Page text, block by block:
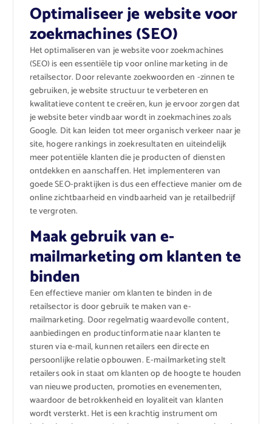
Optimaliseer je website voor
zoekmachines (SEO)
Het optimaliseren van je website voor zoekmachines
(SEO) is een essentiële tip voor online marketing in de
retailsector. Door relevante zoekwoorden en -zinnen te
gebruiken, je website structuur te verbeteren en
kwalitatieve content te creëren, kun je ervoor zorgen dat
je website beter vindbaar wordt in zoekmachines zoals
Google. Dit kan leiden tot meer organisch verkeer naar je
site, hogere rankings in zoekresultaten en uiteindelijk
meer potentiële klanten die je producten of diensten
ontdekken en aanschaffen. Het implementeren van
goede SEO-praktijken is dus een effectieve manier om de
online zichtbaarheid en vindbaarheid van je retailbedrijf
te vergroten.
Maak gebruik van e-
mailmarketing om klanten te
binden
Een effectieve manier om klanten te binden in de
retailsector is door gebruik te maken van e-
mailmarketing. Door regelmatig waardevolle content,
aanbiedingen en productinformatie naar klanten te
sturen via e-mail, kunnen retailers een directe en
persoonlijke relatie opbouwen. E-mailmarketing stelt
retailers ook in staat om klanten op de hoogte te houden
van nieuwe producten, promoties en evenementen,
waardoor de betrokkenheid en loyaliteit van klanten
wordt versterkt. Het is een krachtig instrument om